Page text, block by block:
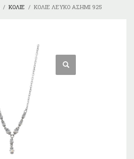
ΚΟΛΙΈ ΚΟΛΙΈ ΛΕΥΚΌ ΑΣΉΜΙ 925